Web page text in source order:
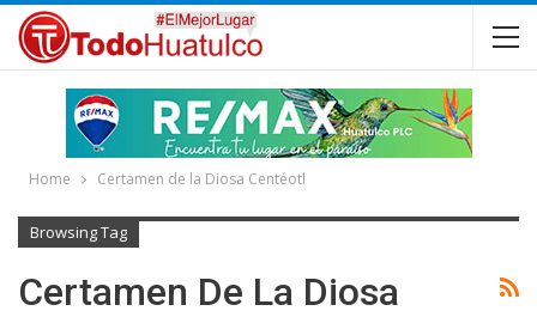
Home Certamen de la Diosa Centéotl
Browsing Tag
Certamen De La Diosa